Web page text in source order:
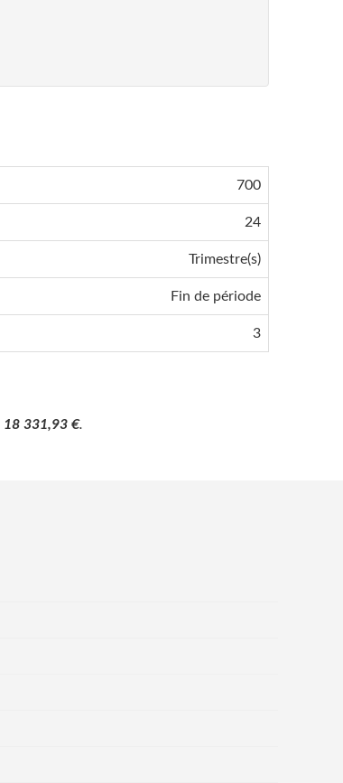
700
24
Trimestre(s)
Fin de période
3
18 331,93 €.